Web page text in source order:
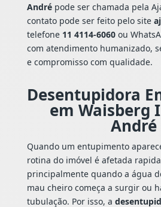
Andrépode ser chamada pela
contato pode ser feito pelo site
telefone 11 4114-6060ou
com atendimento humanizado,
e compromisso com qualidade.
Desentupidora
em Waisberg
André
Quando um entupimento
rotina do imóvel é afetada
principalmente quando a água
mau cheiro começa a surgir ou
tubulação. Por isso, a